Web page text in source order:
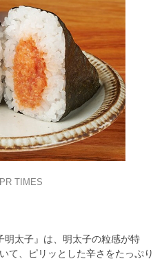
TIMES
太子』は、明太子の粒感が特
て、ピリッとした辛さをたっぷり